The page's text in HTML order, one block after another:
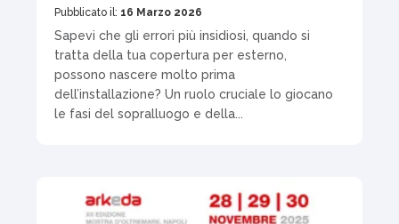
Pubblicato il: 16 Marzo 2026
Sapevi che gli errori più insidiosi, quando si
tratta della tua copertura per esterno,
possono nascere molto prima
dell’installazione? Un ruolo cruciale lo giocano
le fasi del sopralluogo e della...